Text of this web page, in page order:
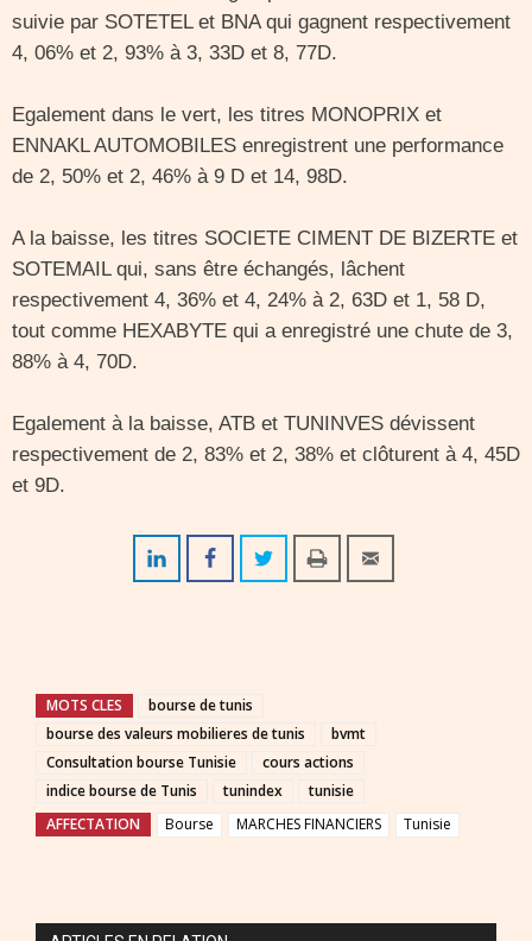
suivie par SOTETEL et BNA qui gagnent respectivement
4, 06% et 2, 93% à 3, 33D et 8, 77D.
Egalement dans le vert, les titres MONOPRIX et
ENNAKL AUTOMOBILES enregistrent une performance
de 2, 50% et 2, 46% à 9 D et 14, 98D.
A la baisse, les titres SOCIETE CIMENT DE BIZERTE et
SOTEMAIL qui, sans être échangés, lâchent
respectivement 4, 36% et 4, 24% à 2, 63D et 1, 58 D,
tout comme HEXABYTE qui a enregistré une chute de 3,
88% à 4, 70D.
Egalement à la baisse, ATB et TUNINVES dévissent
respectivement de 2, 83% et 2, 38% et clôturent à 4, 45D
et 9D.
MOTS CLES
bourse de tunis
bourse des valeurs mobilieres de tunis
bvmt
Consultation bourse Tunisie
cours actions
indice bourse de Tunis
tunindex
tunisie
AFFECTATION
Bourse MARCHES FINANCIERS Tunisie